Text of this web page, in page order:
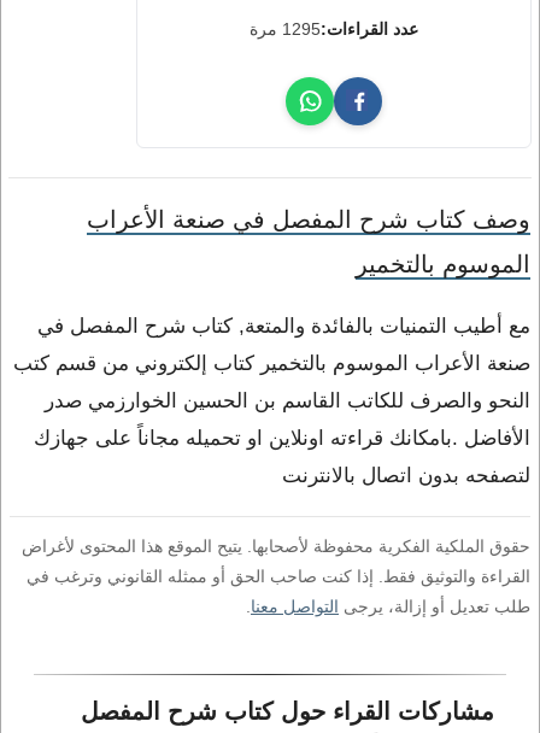
عدد القراءات:1295 مرة
وصف كتاب شرح المفصل في صنعة الأعراب
الموسوم بالتخمير
مع أطيب التمنيات بالفائدة والمتعة, كتاب شرح المفصل في
صنعة الأعراب الموسوم بالتخمير كتاب إلكتروني من قسم كتب
النحو والصرف للكاتب القاسم بن الحسين الخوارزمي صدر
الأفاضل .بامكانك قراءته اونلاين او تحميله مجاناً على جهازك
لتصفحه بدون اتصال بالانترنت
حقوق الملكية الفكرية محفوظة لأصحابها. يتيح الموقع هذا المحتوى لأغراض
القراءة والتوثيق فقط. إذا كنت صاحب الحق أو ممثله القانوني وترغب في
طلب تعديل أو إزالة، يرجى التواصل معنا
مشاركات القراء حول كتاب شرح المفصل